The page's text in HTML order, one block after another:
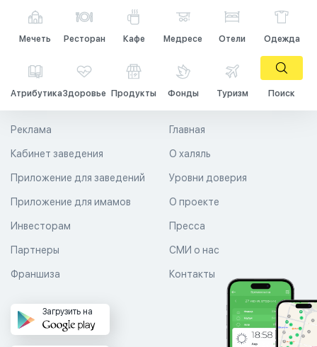
Мечеть Ресторан Кафе Медресе Отели Одежда
АтрибутикаЗдоровье Продукты Фонды Туризм Поиск
Главная
О халяль
Уровни доверия
Реклама
Кабинет заведения
Приложение для заведений
Приложение для имамов О проекте
Пресса
СМИ о нас
Контакты
Инвесторам
Партнеры
Франшиза
Загрузить на